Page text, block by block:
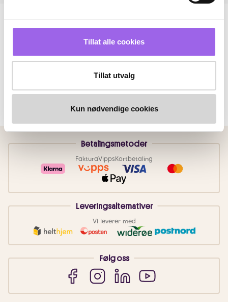
Tillat alle cookies
Tillat utvalg
Kun nødvendige cookies
Betalingsmetoder
FakturaVippsKortbetaling
Leveringsalternativer
Vi leverer med
Følg oss